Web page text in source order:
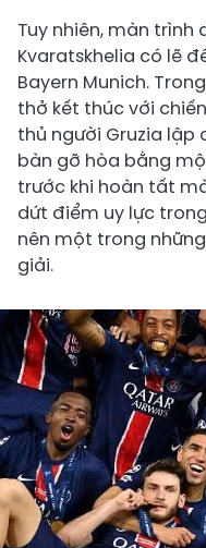
Tuy nhiên, màn trình
Kvaratskhelia có lẽ
Bayern Munich.
thở kết thúc với
thủ người Gruzia lập
bàn gỡ hòa bằng
trước khi hoàn tất
dứt điểm uy lực
nên một trong
giải.